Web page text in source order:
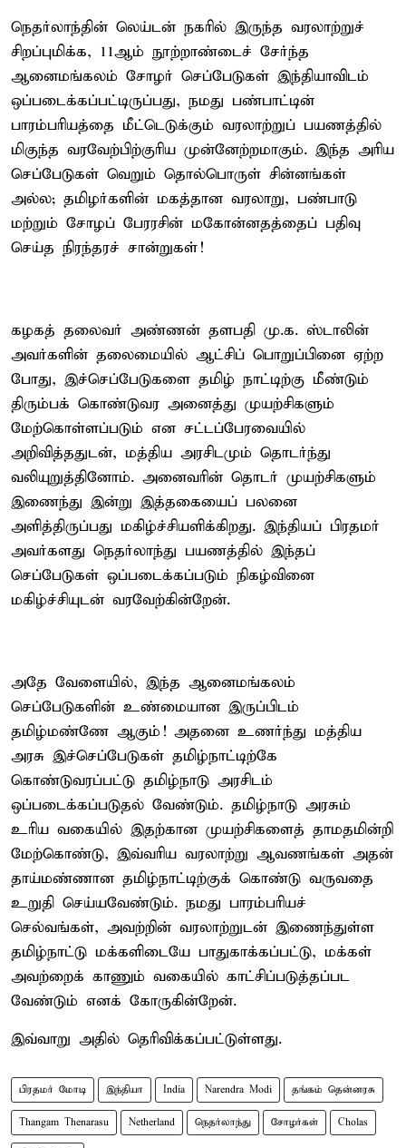
நெதர்லாந்தின் லெய்டன் நகரில் இருந்த வரலாற்றுச்
சிறப்புமிக்க, 11ஆம் நூற்றாண்டைச் சேர்ந்த
ஆனைமங்கலம் சோழர் செப்பேடுகள் இந்தியாவிடம்
ஒப்படைக்கப்பட்டிருப்பது, நமது பண்பாட்டின்
பாரம்பரியத்தை மீட்டெடுக்கும் வரலாற்றுப் பயணத்தில்
மிகுந்த வரவேற்பிற்குரிய முன்னேற்றமாகும். இந்த அரிய
செப்பேடுகள் வெறும் தொல்பொருள் சின்னங்கள்
அல்ல; தமிழர்களின் மகத்தான வரலாறு, பண்பாடு
மற்றும் சோழப் பேரரசின் மகோன்னதத்தைப் பதிவு
செய்த நிரந்தரச் சான்றுகள்!
கழகத் தலைவர் அண்ணன் தளபதி மு.க. ஸ்டாலின்
அவர்களின் தலைமையில் ஆட்சிப் பொறுப்பினை ஏற்ற
போது, இச்செப்பேடுகளை தமிழ் நாட்டிற்கு மீண்டும்
திரும்பக் கொண்டுவர அனைத்து முயற்சிகளும்
மேற்கொள்ளப்படும் என சட்டப்பேரவையில்
அறிவித்ததுடன், மத்திய அரசிடமும் தொடர்ந்து
வலியுறுத்தினோம். அனைவரின் தொடர் முயற்சிகளும்
இணைந்து இன்று இத்தகையைப் பலனை
அளித்திருப்பது மகிழ்ச்சியளிக்கிறது. இந்தியப் பிரதமர்
அவர்களது நெதர்லாந்து பயணத்தில் இந்தப்
செப்பேடுகள் ஒப்படைக்கப்படும் நிகழ்வினை
மகிழ்ச்சியுடன் வரவேற்கின்றேன்.
அதே வேளையில், இந்த ஆனைமங்கலம்
செப்பேடுகளின் உண்மையான இருப்பிடம்
தமிழ்மண்ணே ஆகும்! அதனை உணர்ந்து மத்திய
அரசு இச்செப்பேடுகள் தமிழ்நாட்டிற்கே
கொண்டுவரப்பட்டு தமிழ்நாடு அரசிடம்
ஒப்படைக்கப்படுதல் வேண்டும். தமிழ்நாடு அரசும்
உரிய வகையில் இதற்கான முயற்சிகளைத் தாமதமின்றி
மேற்கொண்டு, இவ்வரிய வரலாற்று ஆவணங்கள் அதன்
தாய்மண்ணான தமிழ்நாட்டிற்குக் கொண்டு வருவதை
உறுதி செய்யவேண்டும். நமது பாரம்பரியச்
செல்வங்கள், அவற்றின் வரலாற்றுடன் இணைந்துள்ள
தமிழ்நாட்டு மக்களிடையே பாதுகாக்கப்பட்டு, மக்கள்
அவற்றைக் காணும் வகையில் காட்சிப்படுத்தப்பட
வேண்டும் எனக் கோருகின்றேன்.
இவ்வாறு அதில் தெரிவிக்கப்பட்டுள்ளது.
பிரதமர் மோடி இந்தியா India Narendra Modi தங்கம் தென்னரசு
Thangam Thenarasu Netherland நெதர்லாந்து சோழர்கள் Cholas